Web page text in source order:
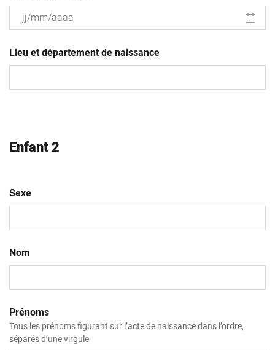
slash
MM
Lieu et département de naissance
Enfant 2
Sexe
Nom
Prénoms
Tous les prénoms figurant sur l’acte de naissance dans l’ordre,
séparés d’une virgule